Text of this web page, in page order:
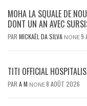
MOHA LA SQUALE DE
DONT UN AN AVEC
PAR MICKAËL DA SILVA NONE9
TITI OFFICIAL
PAR A M NONE8 AOÛT 2026